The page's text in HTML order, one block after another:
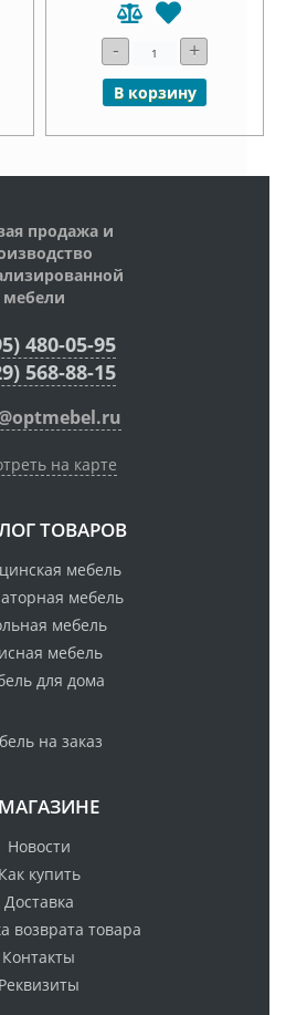
- +
В корзину
продажа и
мебели
480-05-95
568-88-15
на карте
ТОВАРОВ
мебель
мебель
мебель
мебель
для дома
на заказ
Новости
Как купить
Доставка
возврата товара
Контакты
Реквизиты